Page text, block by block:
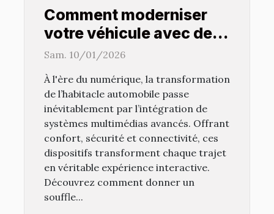
Comment moderniser
votre véhicule avec des
systèmes multimédias
avancés ?
Sam. 10/01/2026
À l'ère du numérique, la transformation
de l’habitacle automobile passe
inévitablement par l’intégration de
systèmes multimédias avancés. Offrant
confort, sécurité et connectivité, ces
dispositifs transforment chaque trajet
en véritable expérience interactive.
Découvrez comment donner un
souffle...